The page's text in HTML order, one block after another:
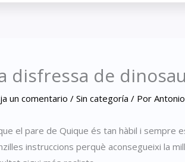
disfressa de
un comentario / Sin categoría / Por
el pare de Quique és tan hàbil i sempre
instruccions perquè aconsegueixi la